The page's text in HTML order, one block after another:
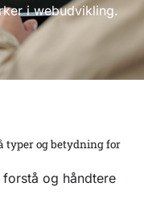
i webudvikling.
typer og betydning for
og håndtere